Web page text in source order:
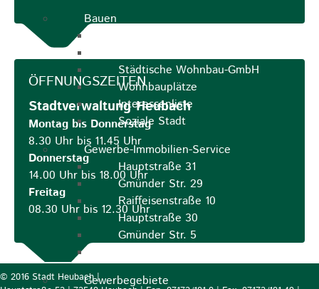
Bauen
Städtische Wohnbau-GmbH
Wohnbauplätze
Interessenliste
Soziale Stadt
Gewerbe-Immobilien-Service
Hauptstraße 31
Gmünder Str. 29
Raiffeisenstraße 10
Hauptstraße 30
Gmünder Str. 5
Gewerbegebiete
ÖFFNUNGSZEITEN
Stadtverwaltung Heubach
Montag bis Donnerstag
8.30 Uhr bis 11.45 Uhr
Donnerstag
14.00 Uhr bis 18.00 Uhr
Freitag
08.30 Uhr bis 12.30 Uhr
© 2016 Stadt Heubach |